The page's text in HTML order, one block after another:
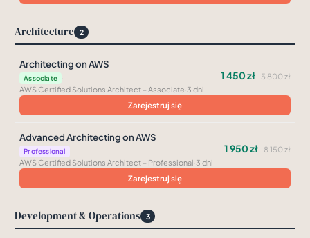
Architecture 2
Architecting on AWS
Associate
AWS Certified Solutions Architect – Associate 3 dni
1 450 zł 5 800 zł
Zarejestruj się
Advanced Architecting on AWS
Professional
AWS Certified Solutions Architect – Professional 3 dni
1 950 zł 8 150 zł
Zarejestruj się
Development & Operations 3